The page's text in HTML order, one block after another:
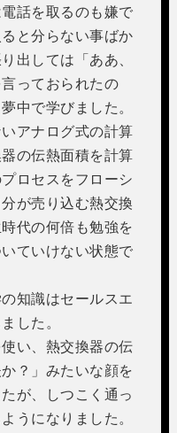
話を取るのも嫌で
と分らない事ばか
出しては「ああ、
っておられたの
中で学びました。
アナログ式の計算
の伝熱面積を計算
ロセスをフローシ
が売り込む熱交換
代の何倍も勉強を
ていけない状態で
知識はセールスエ
した。
い、熱交換器の伝
？」みたいな顔を
が、しつこく通っ
うになりました。